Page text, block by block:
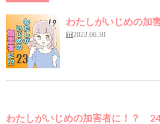
わたしがいじめの加
2022.06.30
わたしがいじめの加害者に！？ 24